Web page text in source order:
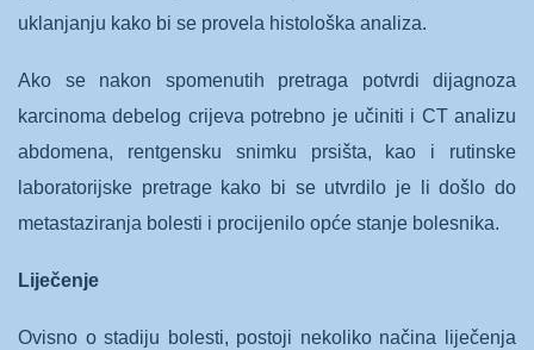
uklanjanju kako bi se provela histološka analiza.
Ako se nakon spomenutih pretraga potvrdi dijagnoza
karcinoma debelog crijeva potrebno je učiniti i CT analizu
abdomena, rentgensku snimku prsišta, kao i rutinske
laboratorijske pretrage kako bi se utvrdilo je li došlo do
metastaziranja bolesti i procijenilo opće stanje bolesnika.
Liječenje
Ovisno o stadiju bolesti, postoji nekoliko načina liječenja